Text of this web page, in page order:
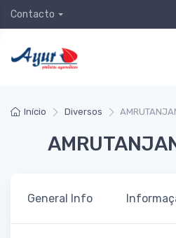
Contacto
Início Diversos
General Info